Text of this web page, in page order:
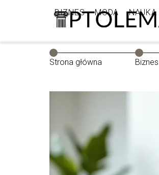
BIZNES MODA NAUKA
Strona główna Biznes